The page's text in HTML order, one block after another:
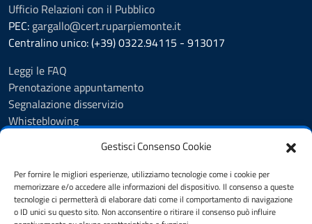
Gestisci Consenso Cookie
Per fornire le migliori esperienze, utilizziamo tecnologie come i cookie per
memorizzare e/o accedere alle informazioni del dispositivo. Il consenso a queste
tecnologie ci permetterà di elaborare dati come il comportamento di navigazione
o ID unici su questo sito. Non acconsentire o ritirare il consenso può influire
Ufficio Relazioni con il Pubblico
PEC: gargallo@cert.ruparpiemonte.it
Centralino unico: (+39) 0322.94115 - 913017
Leggi le FAQ
Prenotazione appuntamento
Segnalazione disservizio
Whisteblowing
Albo Pretorio
Informativa privacy
Note legali